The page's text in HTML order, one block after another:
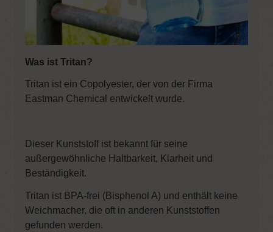
Was ist Tritan?
Tritan ist ein Copolyester, der von der Firma
Eastman Chemical entwickelt wurde.
Dieser Kunststoff ist bekannt für seine
außergewöhnliche Haltbarkeit, Klarheit und
Beständigkeit.
Tritan ist BPA-frei (Bisphenol A) und enthält keine
Weichmacher, die oft in anderen Kunststoffen
gefunden werden.